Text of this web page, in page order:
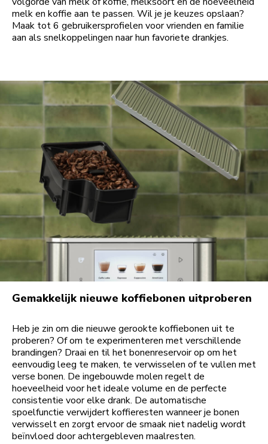
melk en koffie aan te passen. Wil je je keuzes opslaan?
Maak tot 6 gebruikersprofielen voor vrienden en familie
aan als snelkoppelingen naar hun favoriete drankjes.
Gemakkelijk nieuwe koffiebonen uitproberen
Heb je zin om die nieuwe gerookte koffiebonen uit te
proberen? Of om te experimenteren met verschillende
brandingen? Draai en til het bonenreservoir op om het
eenvoudig leeg te maken, te verwisselen of te vullen met
verse bonen. De ingebouwde molen regelt de
hoeveelheid voor het ideale volume en de perfecte
consistentie voor elke drank. De automatische
spoelfunctie verwijdert koffieresten wanneer je bonen
verwisselt en zorgt ervoor de smaak niet nadelig wordt
beïnvloed door achtergebleven maalresten.